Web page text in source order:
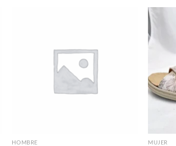
HOMBRE MUJER